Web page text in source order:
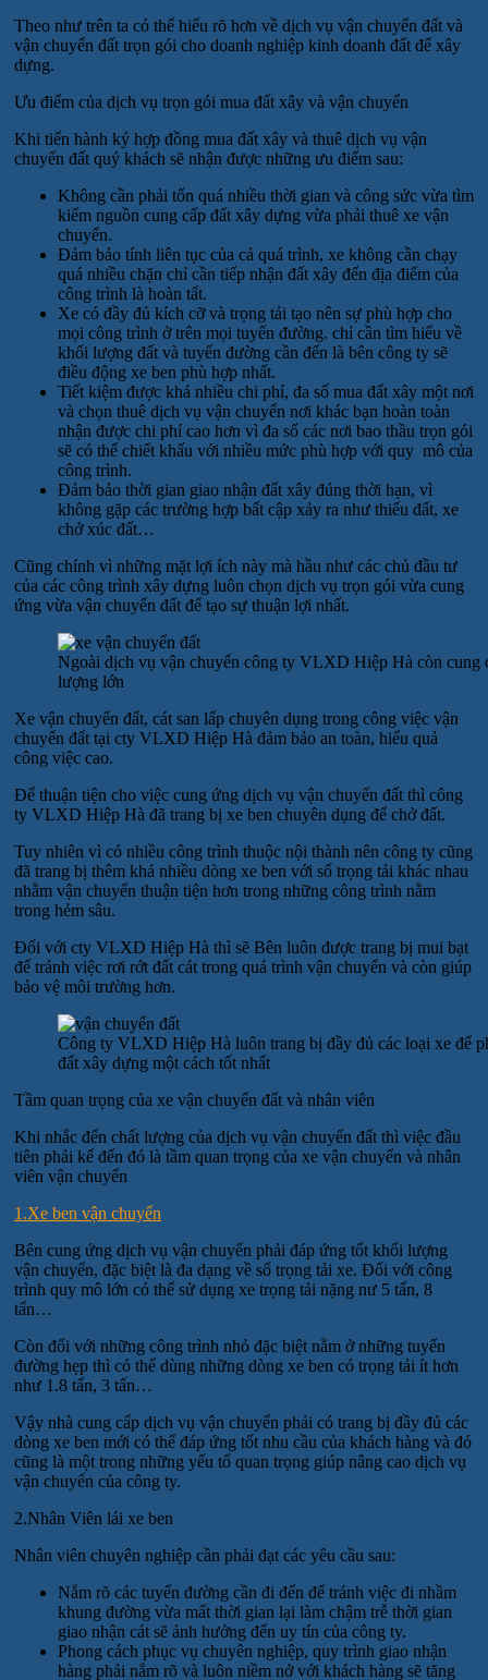
Theo như trên ta có thể hiểu rõ hơn về dịch vụ vận chuyển đất và
vận chuyển đất trọn gói cho doanh nghiệp kinh doanh đất để xây
dựng.
Ưu điểm của dịch vụ trọn gói mua đất xây và vận chuyển
Khi tiến hành ký hợp đồng mua đất xây và thuê dịch vụ vận
chuyển đất quý khách sẽ nhận được những ưu điểm sau:
Không cần phải tốn quá nhiều thời gian và công sức vừa tìm
kiếm nguồn cung cấp đất xây dựng vừa phải thuê xe vận
chuyển.
Đảm bảo tính liên tục của cả quá trình, xe không cần chạy
quá nhiều chặn chỉ cần tiếp nhận đất xây đến địa điểm của
công trình là hoàn tất.
Xe có đầy đủ kích cỡ và trọng tải tạo nên sự phù hợp cho
mọi công trình ở trên mọi tuyến đường. chỉ cần tìm hiểu về
khối lượng đất và tuyến đường cần đến là bên công ty sẽ
điều động xe ben phù hợp nhất.
Tiết kiệm được khá nhiều chi phí, đa số mua đất xây một nơi
và chọn thuê dịch vụ vận chuyển nơi khác bạn hoàn toàn
nhận được chi phí cao hơn vì đa số các nơi bao thầu trọn gói
sẽ có thể chiết khấu với nhiều mức phù hợp với quy mô của
công trình.
Đảm bảo thời gian giao nhận đất xây đúng thời hạn, vì
không gặp các trường hợp bất cập xảy ra như thiếu đất, xe
chở xúc đất…
Cũng chính vì những mặt lợi ích này mà hầu như các chủ đầu tư
của các công trình xây dựng luôn chọn dịch vụ trọn gói vừa cung
ứng vừa vận chuyển đất để tạo sự thuận lợi nhất.
Ngoài dịch vụ vận chuyển công ty VLXD Hiệp Hà còn cung
lượng lớn
Xe vận chuyển đất, cát san lấp chuyên dụng trong công việc vận
chuyển đất tại cty VLXD Hiệp Hà đảm bảo an toàn, hiểu quả
công việc cao.
Để thuận tiện cho việc cung ứng dịch vụ vận chuyển đất thì công
ty VLXD Hiệp Hà đã trang bị xe ben chuyên dụng để chở đất.
Tuy nhiên vì có nhiều công trình thuộc nội thành nên công ty cũng
đã trang bị thêm khá nhiều dòng xe ben với số trọng tải khác nhau
nhằm vận chuyển thuận tiện hơn trong những công trình nằm
trong hẻm sâu.
Đối với cty VLXD Hiệp Hà thì sẽ Bên luôn được trang bị mui bạt
để tránh việc rơi rớt đất cát trong quá trình vận chuyển và còn giúp
bảo vệ môi trường hơn.
Công ty VLXD Hiệp Hà luôn trang bị đầy đủ các loại xe để
đất xây dựng một cách tốt nhất
Tầm quan trọng của xe vận chuyển đất và nhân viên
Khi nhắc đến chất lượng của dịch vụ vận chuyển đất thì việc đầu
tiên phải kể đến đó là tầm quan trọng của xe vận chuyển và nhân
viên vận chuyển
1.Xe ben vận chuyển
Bên cung ứng dịch vụ vận chuyển phải đáp ứng tốt khối lượng
vận chuyển, đặc biệt là đa dạng về số trọng tải xe. Đối với công
trình quy mô lớn có thể sử dụng xe trọng tải nặng nư 5 tấn, 8
tấn…
Còn đối với những công trình nhỏ đặc biệt nằm ở những tuyến
đường hẹp thì có thể dùng những dòng xe ben có trọng tải ít hơn
như 1.8 tấn, 3 tấn…
Vậy nhà cung cấp dịch vụ vận chuyển phải có trang bị đầy đủ các
dòng xe ben mới có thể đáp ứng tốt nhu cầu của khách hàng và đó
cũng là một trong những yếu tố quan trọng giúp nâng cao dịch vụ
vận chuyển của công ty.
2.Nhân Viên lái xe ben
Nhân viên chuyên nghiệp cần phải đạt các yêu cầu sau:
Nắm rõ các tuyến đường cần đi đến để tránh việc đi nhầm
khung đường vừa mất thời gian lại làm chậm trễ thời gian
giao nhận cát sẽ ảnh hưởng đến uy tín của công ty.
Phong cách phục vụ chuyên nghiệp, quy trình giao nhận
hàng phải nắm rõ và luôn niềm nở với khách hàng sẽ tăng